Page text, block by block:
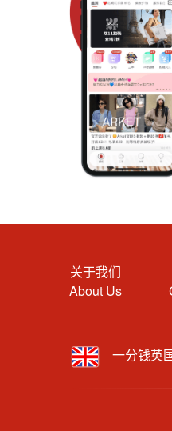
关于我们
About Us
一分钱英